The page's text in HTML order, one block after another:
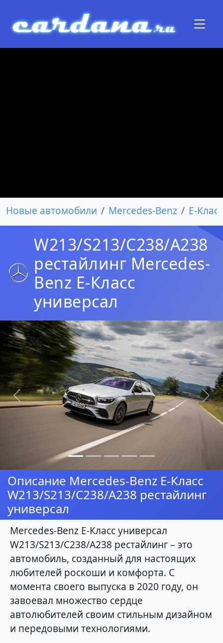
Новые автомобили Mercedes-Benz E-Класс
W213/S213/C238/A238
рестайлинг Mercedes-
Benz E-Класс
универсал
Предыдущая
Описание Mercedes-Benz E-Класс
W213/S213/C238/A238 рестайлинг
универсал
Mercedes-Benz E-Класс универсал
W213/S213/C238/A238 рестайлинг – это
автомобиль, созданный для настоящих
любителей роскоши и комфорта. С
момента своего выпуска в 2020 году, он
завоевал множество сердце
автолюбителей своим стильным дизайном
и передовыми технологиями.